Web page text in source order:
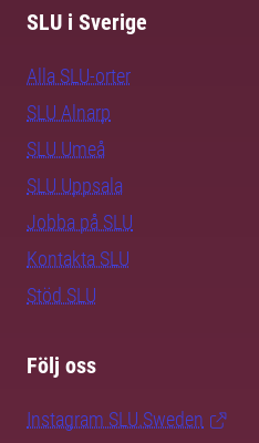
SLU i Sverige
Alla SLU-orter
SLU Alnarp
SLU Umeå
SLU Uppsala
Jobba på SLU
Kontakta SLU
Stöd SLU
Följ oss
Instagram SLU.Sweden